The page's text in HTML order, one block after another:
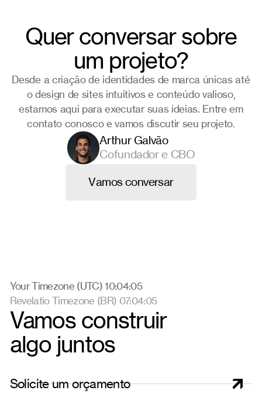
Quer conversar sobre
um projeto?
Desde a criação de identidades de marca únicas até
o design de sites intuitivos e conteúdo valioso,
estamos aqui para executar suas ideias. Entre em
contato conosco e vamos discutir seu projeto.
Arthur Galvão
Cofundador e CBO
Vamos conversar
Your Timezone (UTC) 10:04:05
Revelatio Timezone (BR) 07:04:05
Vamos construir
algo juntos
Solicite um orçamento